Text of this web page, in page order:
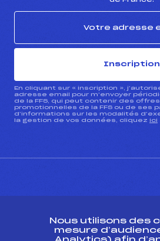
Inscription
En cliquant sur « inscription »,
adresse email pour m’envoyer
de la FFS, qui peut contenir des
promotionnelles de la FFS ou de ses
d’informations sur les modalités
la gestion de vos données, cliquez ici
Nous utilisons des
mesure